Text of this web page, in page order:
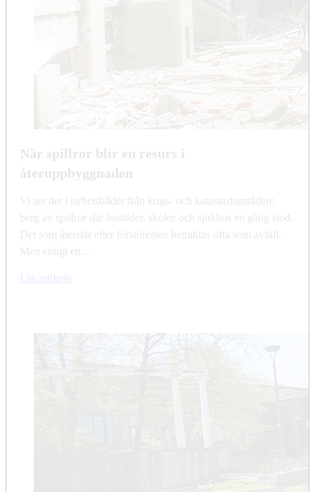
När spillror blir en resurs i
återuppbyggnaden
Vi ser det i nyhetsbilder från krigs- och katastrofområden:
berg av spillror där bostäder, skolor och sjukhus en gång stod.
Det som återstår efter förstörelsen betraktas ofta som avfall.
Men enligt en...
Läs artikeln